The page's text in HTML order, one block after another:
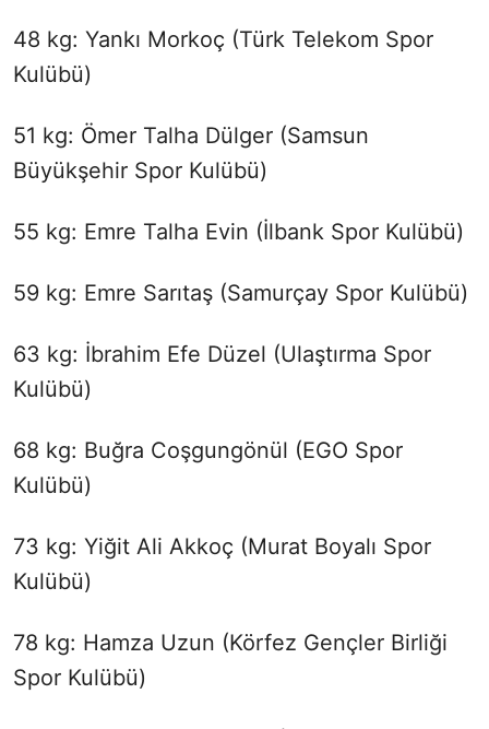
48 kg: Yankı Morkoç (Türk Telekom Spor
Kulübü)
51 kg: Ömer Talha Dülger (Samsun
Büyükşehir Spor Kulübü)
55 kg: Emre Talha Evin (İlbank Spor Kulübü)
59 kg: Emre Sarıtaş (Samurçay Spor Kulübü)
63 kg: İbrahim Efe Düzel (Ulaştırma Spor
Kulübü)
68 kg: Buğra Coşgungönül (EGO Spor
Kulübü)
73 kg: Yiğit Ali Akkoç (Murat Boyalı Spor
Kulübü)
78 kg: Hamza Uzun (Körfez Gençler Birliği
Spor Kulübü)